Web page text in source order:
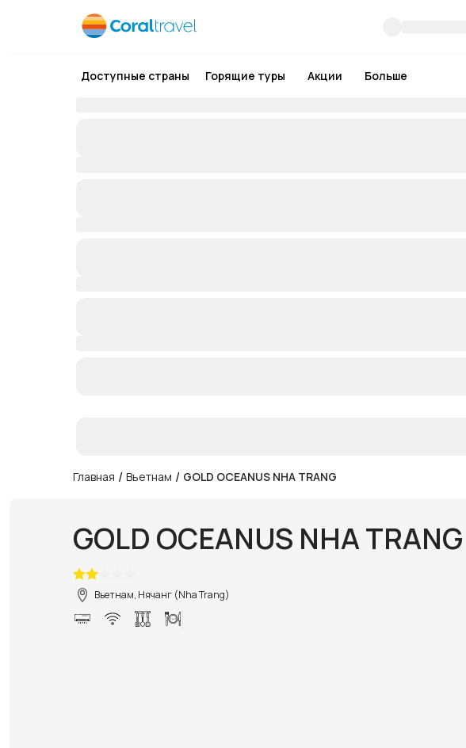
Доступные страны Горящие туры Акции Больше
Главная / Вьетнам / GOLD OCEANUS NHA TRANG
GOLD OCEANUS NHA TRANG
Вьетнам, Нячанг (Nha Trang)